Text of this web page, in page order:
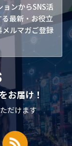
ンからSNS活
最新・お役立
ルマガご登録
お届け！
だけます